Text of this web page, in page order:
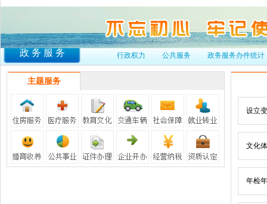
政务服务 行政权力 公共服务 政务服务办件统计
主题服务
设立
文化
年检